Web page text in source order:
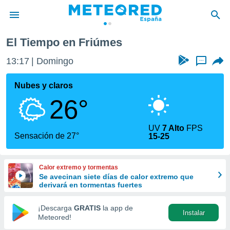
de
por
que se
calidad.
a este
las
y
forma
digital
basada
El Tiempo en Friúmes
13:17 Domingo ...
Nubes y claros
26°
Sensación de 27°
UV7 Alto FPS
15-25
Calor extremo y tormentas
Se avecinan siete días de calor extremo que
derivará en tormentas fuertes
¡Descarga GRATIS la app de
Meteored!
Instalar